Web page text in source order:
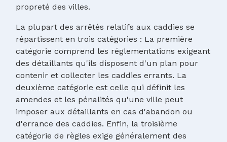
propreté des villes.
La plupart des arrêtés relatifs aux caddies se
répartissent en trois catégories : La première
catégorie comprend les réglementations exigeant
des détaillants qu'ils disposent d'un plan pour
contenir et collecter les caddies errants. La
deuxième catégorie est celle qui définit les
amendes et les pénalités qu'une ville peut
imposer aux détaillants en cas d'abandon ou
d'errance des caddies. Enfin, la troisième
catégorie de règles exige généralement des